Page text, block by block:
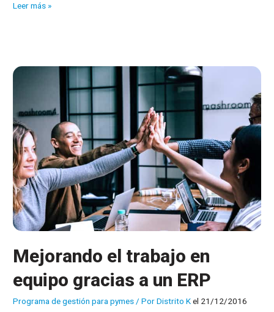
Nuestros
Leer más »
Mejorando el trabajo en
equipo gracias a un ERP
Programa de gestión para pymes / PorDistrito Kel 21/12/2016